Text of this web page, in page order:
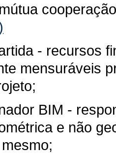
- recursos
mensuráveis
BIM -
e não